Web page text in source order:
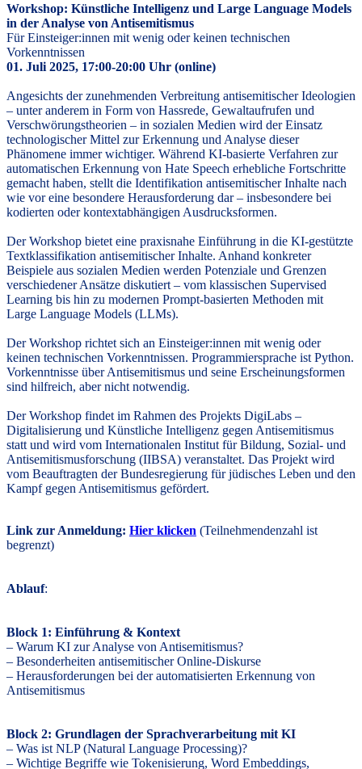
Workshop: Künstliche Intelligenz und Large Language Models
in der Analyse von Antisemitismus
Für Einsteiger:innen mit wenig oder keinen technischen
Vorkenntnissen
01. Juli 2025, 17:00-20:00 Uhr (online)
Angesichts der zunehmenden Verbreitung antisemitischer Ideologien
– unter anderem in Form von Hassrede, Gewaltaufrufen und
Verschwörungstheorien – in sozialen Medien wird der Einsatz
technologischer Mittel zur Erkennung und Analyse dieser
Phänomene immer wichtiger. Während KI-basierte Verfahren zur
automatischen Erkennung von Hate Speech erhebliche Fortschritte
gemacht haben, stellt die Identifikation antisemitischer Inhalte nach
wie vor eine besondere Herausforderung dar – insbesondere bei
kodierten oder kontextabhängigen Ausdrucksformen.
Der Workshop bietet eine praxisnahe Einführung in die KI-gestützte
Textklassifikation antisemitischer Inhalte. Anhand konkreter
Beispiele aus sozialen Medien werden Potenziale und Grenzen
verschiedener Ansätze diskutiert – vom klassischen Supervised
Learning bis hin zu modernen Prompt-basierten Methoden mit
Large Language Models (LLMs).
Der Workshop richtet sich an Einsteiger:innen mit wenig oder
keinen technischen Vorkenntnissen. Programmiersprache ist Python.
Vorkenntnisse über Antisemitismus und seine Erscheinungsformen
sind hilfreich, aber nicht notwendig.
Der Workshop findet im Rahmen des Projekts DigiLabs –
Digitalisierung und Künstliche Intelligenz gegen Antisemitismus
statt und wird vom Internationalen Institut für Bildung, Sozial- und
Antisemitismusforschung (IIBSA) veranstaltet. Das Projekt wird
vom Beauftragten der Bundesregierung für jüdisches Leben und den
Kampf gegen Antisemitismus gefördert.
Link zur Anmeldung: Hier klicken (Teilnehmendenzahl ist
begrenzt)
Ablauf:
Block 1: Einführung & Kontext
– Warum KI zur Analyse von Antisemitismus?
– Besonderheiten antisemitischer Online-Diskurse
– Herausforderungen bei der automatisierten Erkennung von
Antisemitismus
Block 2: Grundlagen der Sprachverarbeitung mit KI
– Was ist NLP (Natural Language Processing)?
– Wichtige Begriffe wie Tokenisierung, Word Embeddings,